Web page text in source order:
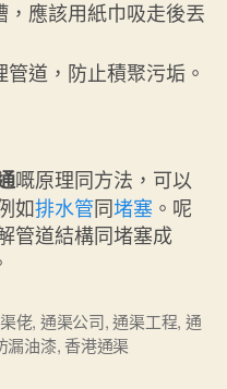
應該用紙巾吸走後丟
道，防止積聚污垢。
嘅原理同方法，可以
如排水管同堵塞 。呢
管道結構同堵塞成
佬, 通渠公司,通渠工程, 通
漏油漆,香港通渠